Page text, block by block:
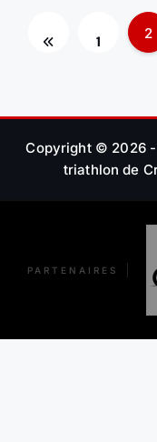
1 2
Copyright © 2026
triathlon de
PARTENAIRES